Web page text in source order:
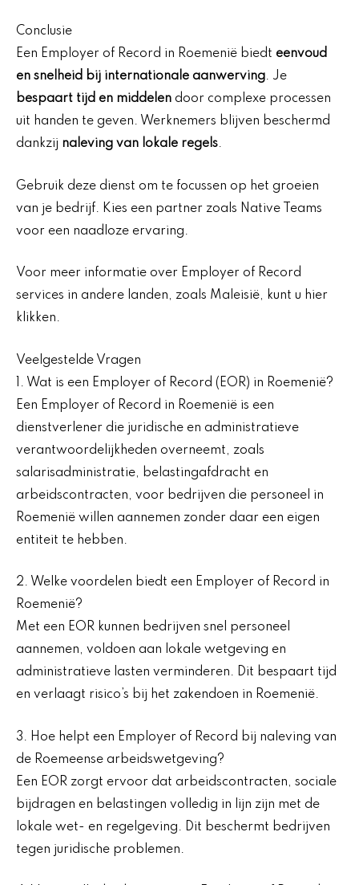
Conclusie
Een Employer of Record in Roemenië biedt eenvoud
en snelheid bij internationale aanwerving. Je
bespaart tijd en middelen door complexe processen
uit handen te geven. Werknemers blijven beschermd
dankzij naleving van lokale regels.
Gebruik deze dienst om te focussen op het groeien
van je bedrijf. Kies een partner zoals Native Teams
voor een naadloze ervaring.
Voor meer informatie over Employer of Record
services in andere landen, zoals Maleisië, kunt u hier
klikken.
Veelgestelde Vragen
1. Wat is een Employer of Record (EOR) in Roemenië?
Een Employer of Record in Roemenië is een
dienstverlener die juridische en administratieve
verantwoordelijkheden overneemt, zoals
salarisadministratie, belastingafdracht en
arbeidscontracten, voor bedrijven die personeel in
Roemenië willen aannemen zonder daar een eigen
entiteit te hebben.
2. Welke voordelen biedt een Employer of Record in
Roemenië?
Met een EOR kunnen bedrijven snel personeel
aannemen, voldoen aan lokale wetgeving en
administratieve lasten verminderen. Dit bespaart tijd
en verlaagt risico’s bij het zakendoen in Roemenië.
3. Hoe helpt een Employer of Record bij naleving van
de Roemeense arbeidswetgeving?
Een EOR zorgt ervoor dat arbeidscontracten, sociale
bijdragen en belastingen volledig in lijn zijn met de
lokale wet- en regelgeving. Dit beschermt bedrijven
tegen juridische problemen.